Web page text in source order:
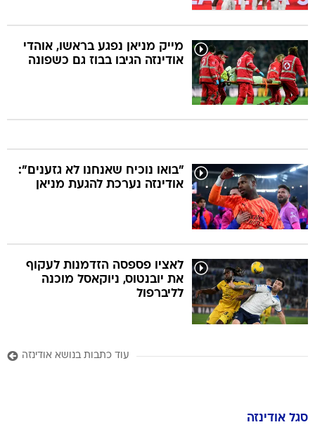
אודינזה הגיבו בבוז גם כשפונה
אודינזה נערכת להגעת מניאן
את יובנטוס, ניוקאסל מוכנה
לליברפול